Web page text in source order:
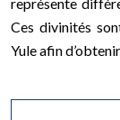
Ces divinités
Yule afin